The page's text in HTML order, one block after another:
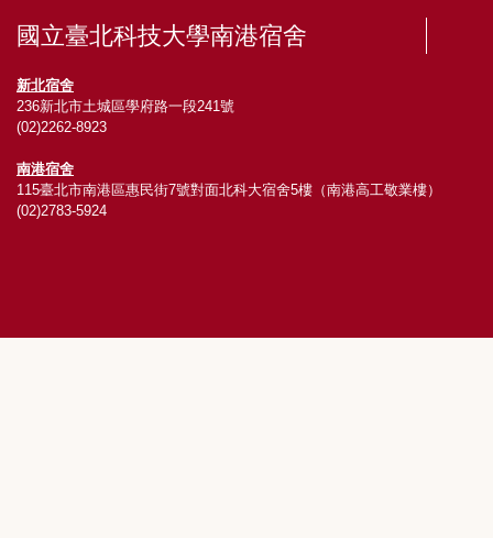
國立臺北科技大學南港宿舍
新北宿舍
236新北市土城區學府路一段241號
(02)2262-8923
南港宿舍
115臺北市南港區惠民街7號對面北科大宿舍5樓（南港高工敬業樓）
(02)2783-5924